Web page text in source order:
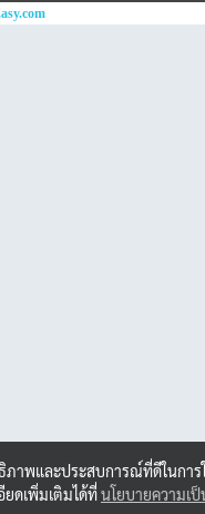
ภาพและประสบการณ์ที่ดีในการ
ยดเพิ่มเติมได้ที่นโยบายความเ